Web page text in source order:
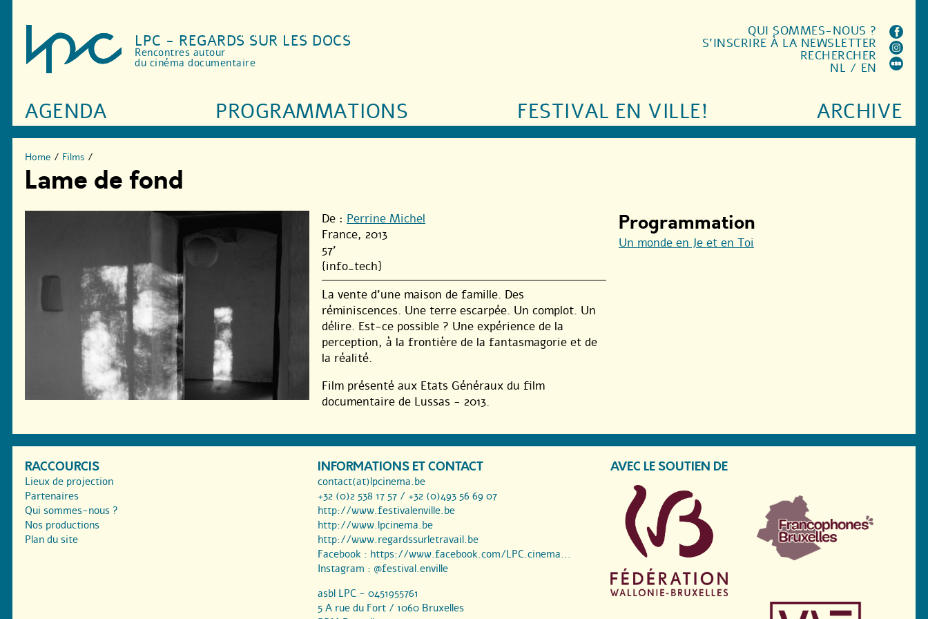
LPC - REGARDS SUR LES DOCS
Rencontres autour
du cinéma documentaire
AGENDA PROGRAMMATIONS FESTIVAL EN VILLE! ARCHIVE
QUI SOMMES-NOUS ?
S'INSCRIRE À LA NEWSLETTER
RECHERCHER
NL / EN
Home / Films /
Lame de fond
De : Perrine Michel
France, 2013
57'
{info_tech}
La vente d’une maison de famille. Des
réminiscences. Une terre escarpée. Un complot. Un
délire. Est-ce possible ? Une expérience de la
perception, à la frontière de la fantasmagorie et de
la réalité.
Film présenté aux Etats Généraux du film
documentaire de Lussas - 2013.
Programmation
Un monde en Je et en Toi
RACCOURCIS
Lieux de projection
Partenaires
Qui sommes-nous ?
Nos productions
Plan du site
INFORMATIONS ET CONTACT
contact(at)lpcinema.be
+32 (0)2 538 17 57 / +32 (0)493 56 69 07
http://www.festivalenville.be
http://www.lpcinema.be
http://www.regardssurletravail.be
Facebook : https://www.facebook.com/LPC.cinema...
Instagram : @festival.enville
asbl LPC - 0451955761
5 A rue du Fort / 1060 Bruxelles
AVEC LE SOUTIEN DE